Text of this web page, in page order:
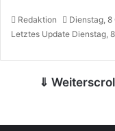
Redaktion
Dienstag,
Letztes Update Dienstag,
⇓